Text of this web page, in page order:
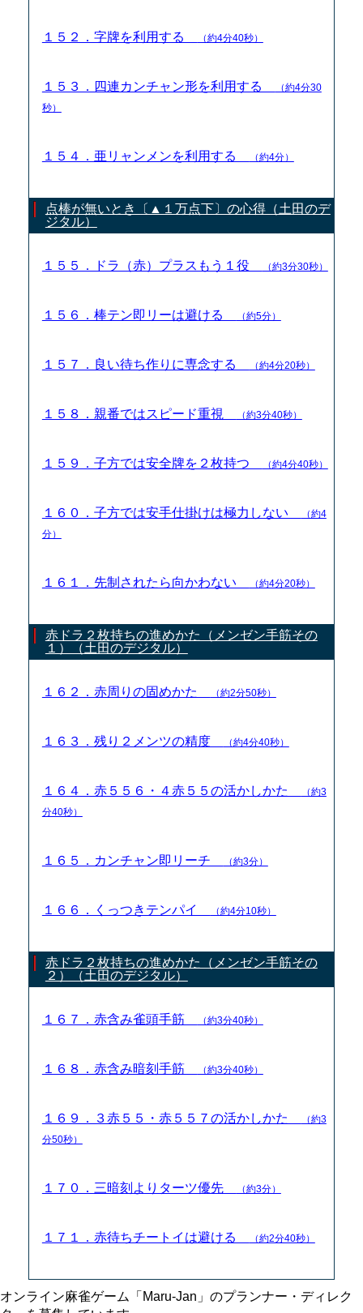
１５２．字牌を利用する （約4分40秒）
１５３．四連カンチャン形を利用する
（約4分30
秒）
１５４．亜リャンメンを利用する （約4分）
点棒が無いとき〔▲１万点下〕の心得（土田のデ
ジタル）
１５５．ドラ（赤）プラスもう１役 （約3分30秒）
１５６．棒テン即リーは避ける （約5分）
１５７．良い待ち作りに専念する （約4分20秒）
１５８．親番ではスピード重視 （約3分40秒）
１５９．子方では安全牌を２枚持つ （約4分40秒）
１６０．子方では安手仕掛けは極力しない
（約4
分）
１６１．先制されたら向かわない （約4分20秒）
赤ドラ２枚持ちの進めかた（メンゼン手筋その
１）（土田のデジタル）
１６２．赤周りの固めかた （約2分50秒）
１６３．残り２メンツの精度 （約4分40秒）
１６４．赤５５６・４赤５５の活かしかた
（約3
分40秒）
１６５．カンチャン即リーチ （約3分）
１６６．くっつきテンパイ （約4分10秒）
赤ドラ２枚持ちの進めかた（メンゼン手筋その
２）（土田のデジタル）
１６７．赤含み雀頭手筋 （約3分40秒）
１６８．赤含み暗刻手筋 （約3分40秒）
１６９．３赤５５・赤５５７の活かしかた
（約3
分50秒）
１７０．三暗刻よりターツ優先 （約3分）
１７１．赤待ちチートイは避ける （約2分40秒）
オンライン麻雀ゲーム「Maru-Jan」のプランナー・ディレク